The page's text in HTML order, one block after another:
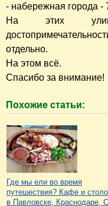
- набережная города -
На этих
отдельно.
На этом всё.
Спасибо за внимание!
Похожие статьи:
Где мы ели во время
путешествия? Кафе и
в Павловске, Краснодаре,